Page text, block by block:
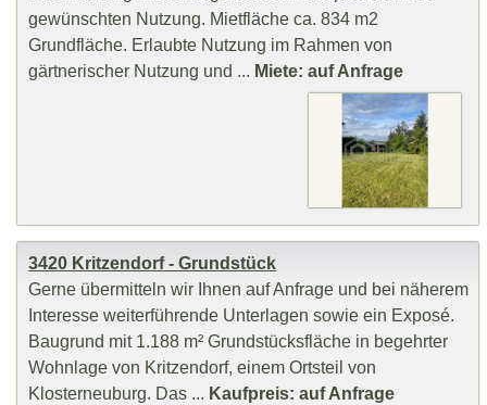
gewünschten Nutzung. Mietfläche ca. 834 m2
Grundfläche. Erlaubte Nutzung im Rahmen von
gärtnerischer Nutzung und ... Miete: auf Anfrage
3420 Kritzendorf - Grundstück
Gerne übermitteln wir Ihnen auf Anfrage und bei näherem
Interesse weiterführende Unterlagen sowie ein Exposé.
Baugrund mit 1.188 m² Grundstücksfläche in begehrter
Wohnlage von Kritzendorf, einem Ortsteil von
Klosterneuburg. Das ... Kaufpreis: auf Anfrage